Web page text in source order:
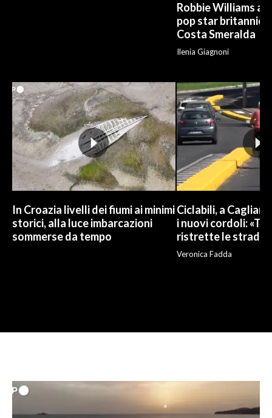
Robbie Williams al
pop star britannica
Costa Smeralda
Ilenia Giagnoni
In Croazia livelli dei fiumi ai minimi
storici, alla luce imbarcazioni
sommerse da tempo
Ciclabili, a Cagliari
i nuovi cordoli:
ristrette le strade»
Veronica Fadda